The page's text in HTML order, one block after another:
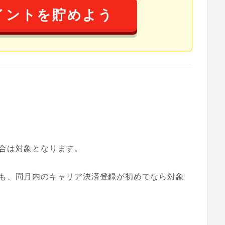
トを貯めよう
対象となります。
同月内のキャリア決済登録が初めてなら対象